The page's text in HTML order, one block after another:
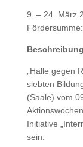
9. – 24. März
„Halle gegen
siebten
(Saale) vom
Initiative
sein.